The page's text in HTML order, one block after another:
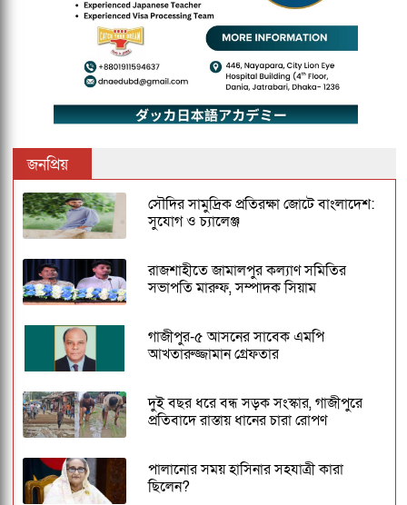
জনপ্রিয়
সৌদির সামুদ্রিক প্রতিরক্ষা জোটে বাংলাদেশ:
সুযোগ ও চ্যালেঞ্জ
রাজশাহীতে জামালপুর কল্যাণ সমিতির
সভাপতি মারুফ, সম্পাদক সিয়াম
গাজীপুর-৫ আসনের সাবেক এমপি
আখতারুজ্জামান গ্রেফতার
দুই বছর ধরে বন্ধ সড়ক সংস্কার, গাজীপুরে
প্রতিবাদে রাস্তায় ধানের চারা রোপণ
পালানোর সময় হাসিনার সহযাত্রী কারা
ছিলেন?